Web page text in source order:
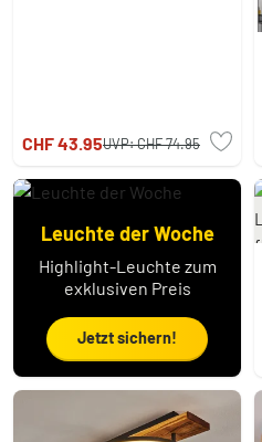
CHF 43.95UVP:CHF 74.95
Leuchte der Woche
Highlight-Leuchte zum
exklusiven Preis
Jetzt sichern!